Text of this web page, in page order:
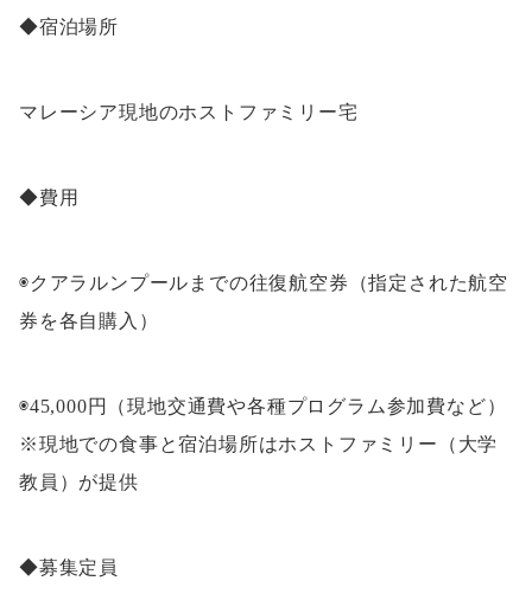
◆宿泊場所
マレーシア現地のホストファミリー宅
◆費用
◉クアラルンプールまでの往復航空券（指定された航空
券を各自購入）
◉45,000円（現地交通費や各種プログラム参加費など）
※現地での食事と宿泊場所はホストファミリー（大学
教員）が提供
◆募集定員